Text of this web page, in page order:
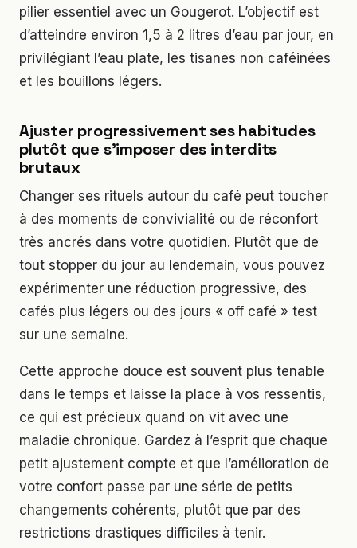
pilier essentiel avec un Gougerot. L’objectif est
d’atteindre environ 1,5 à 2 litres d’eau par jour, en
privilégiant l’eau plate, les tisanes non caféinées
et les bouillons légers.
Ajuster progressivement ses habitudes
plutôt que s’imposer des interdits
brutaux
Changer ses rituels autour du café peut toucher
à des moments de convivialité ou de réconfort
très ancrés dans votre quotidien. Plutôt que de
tout stopper du jour au lendemain, vous pouvez
expérimenter une réduction progressive, des
cafés plus légers ou des jours « off café » test
sur une semaine.
Cette approche douce est souvent plus tenable
dans le temps et laisse la place à vos ressentis,
ce qui est précieux quand on vit avec une
maladie chronique. Gardez à l’esprit que chaque
petit ajustement compte et que l’amélioration de
votre confort passe par une série de petits
changements cohérents, plutôt que par des
restrictions drastiques difficiles à tenir.